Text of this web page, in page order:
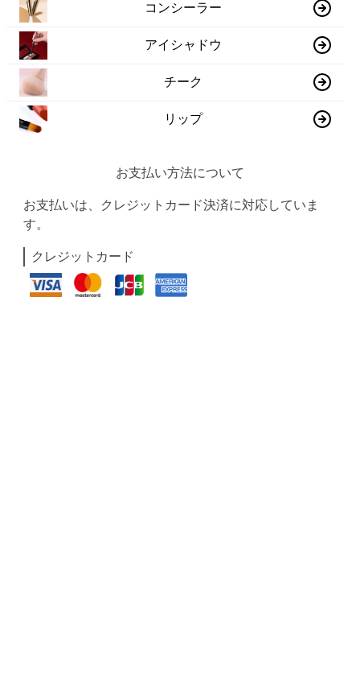
コンシーラー
アイシャドウ
チーク
リップ
お支払い方法について
お支払いは、クレジットカード決済に対応していま
す。
クレジットカード